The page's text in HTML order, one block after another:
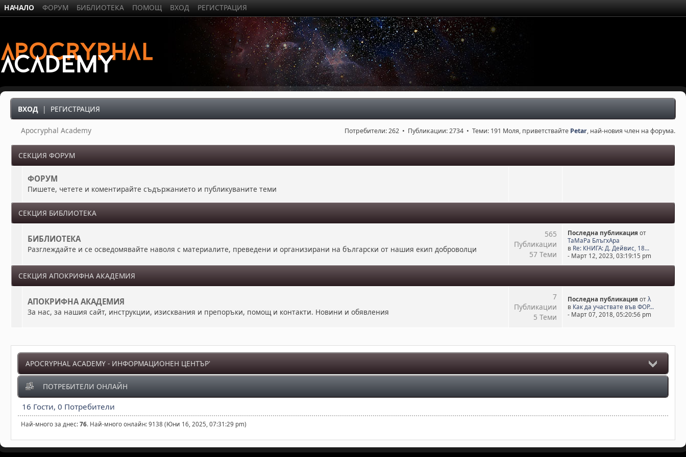
НАЧАЛО ФОРУМ БИБЛИОТЕКА ПОМОЩ ВХОД РЕГИСТРАЦИЯ
ВХОД | РЕГИСТРАЦИЯ
Apocryphal Academy Потребители: 262 • Публикации: 2734 • Теми: 191 Моля, приветствайте Petar, най-новия член на форума.
СЕКЦИЯ ФОРУМ
ФОРУМ
Пишете, четете и коментирайте съдържанието и публикуваните теми
СЕКЦИЯ БИБЛИОТЕКА
БИБЛИОТЕКА
Разглеждайте и се осведомявайте наволя с материалите, преведени и организирани на български от нашия екип доброволци
565
Публикации
57 Теми
Последна публикация от
ТаМаРа БлъгхАра
в Re: КНИГА: Д. Дейвис, 18...
- Март 12, 2023, 03:19:15 pm
СЕКЦИЯ АПОКРИФНА АКАДЕМИЯ
АПОКРИФНА АКАДЕМИЯ
За нас, за нашия сайт, инструкции, изисквания и препоръки, помощ и контакти. Новини и обявления
7
Публикации
5 Теми
Последна публикация от λ
в Как да участвате във ФОР...
- Март 07, 2018, 05:20:56 pm
APOCRYPHAL ACADEMY - ИНФОРМАЦИОНЕН ЦЕНТЪР'
ПОТРЕБИТЕЛИ ОНЛАЙН
16 Гости, 0 Потребители
Най-много за днес:76. Най-много онлайн: 9138 (Юни 16, 2025, 07:31:29 pm)